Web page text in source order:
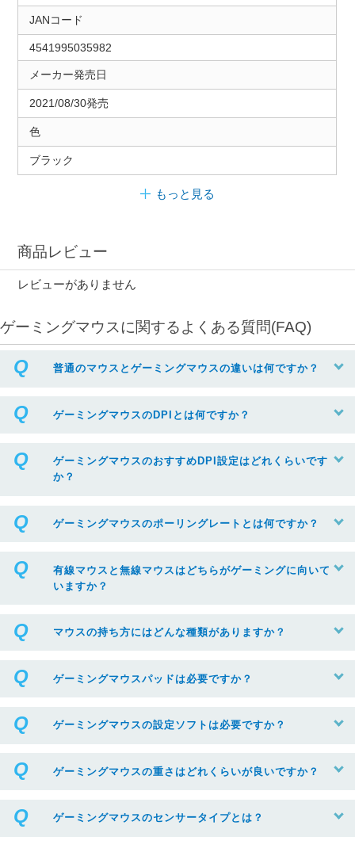
JANコード
4541995035982
メーカー発売日
2021/08/30発売
色
ブラック
もっと見る
商品レビュー
レビューがありません
ゲーミングマウスに関するよくある質問(FAQ)
普通のマウスとゲーミングマウスの違いは何ですか？
ゲーミングマウスのDPIとは何ですか？
ゲーミングマウスのおすすめDPI設定はどれくらいです
か？
ゲーミングマウスのポーリングレートとは何ですか？
有線マウスと無線マウスはどちらがゲーミングに向いて
いますか？
マウスの持ち方にはどんな種類がありますか？
ゲーミングマウスパッドは必要ですか？
ゲーミングマウスの設定ソフトは必要ですか？
ゲーミングマウスの重さはどれくらいが良いですか？
ゲーミングマウスのセンサータイプとは？